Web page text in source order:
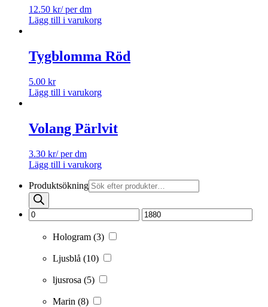
12.50 kr/ per dm
Lägg till i varukorg
Tygblomma Röd
5.00 kr
Lägg till i varukorg
Volang Pärlvit
3.30 kr/ per dm
Lägg till i varukorg
Produktsökning
Hologram (3)
Ljusblå (10)
ljusrosa (5)
Marin (8)